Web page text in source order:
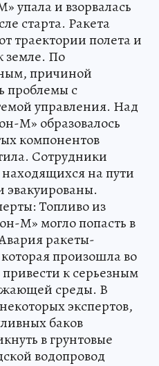
упала и взорвалась
старта. Ракета
траектории полета и
земле. По
причиной
проблемы с
управления. Над
М» образовалось
компонентов
Сотрудники
на пути
эвакуированы.
Топливо из
М» могло попасть в
ракеты-
произошла во
к серьезным
среды. В
экспертов,
баков
в грунтовые
водопровод